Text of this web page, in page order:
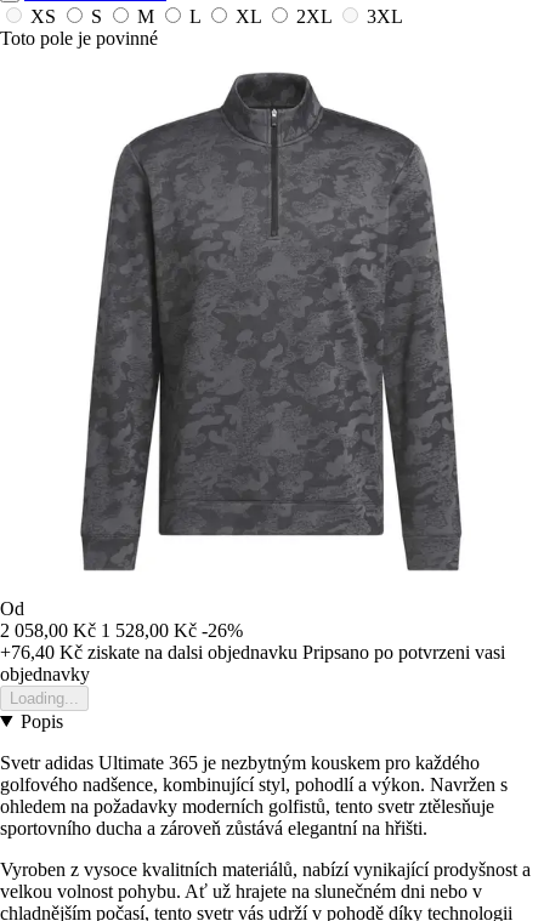
XS
S M L XL 2XL
3XL
Toto pole je povinné
Od
2 058,00 Kč 1 528,00 Kč -26%
+76,40 Kč ziskate na dalsi objednavku Pripsano po potvrzeni vasi
objednavky
Loading...
Popis
Svetr adidas Ultimate 365 je nezbytným kouskem pro každého
golfového nadšence, kombinující styl, pohodlí a výkon. Navržen s
ohledem na požadavky moderních golfistů, tento svetr ztělesňuje
sportovního ducha a zároveň zůstává elegantní na hřišti.
Vyroben z vysoce kvalitních materiálů, nabízí vynikající prodyšnost a
velkou volnost pohybu. Ať už hrajete na slunečném dni nebo v
chladnějším počasí, tento svetr vás udrží v pohodě díky technologii